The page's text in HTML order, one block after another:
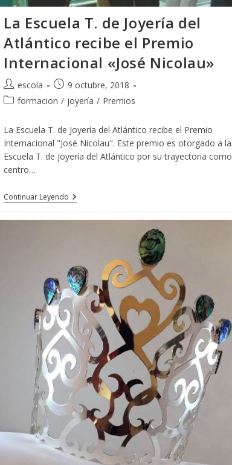
La Escuela T. de Joyería del
Atlántico recibe el Premio
Internacional «José Nicolau»
Autor
de
escola
Publicación
de
9 octubre, 2018
Categoría
la
entrada:
formacion / joyería / Premios
La Escuela T. de Joyería del Atlántico recibe el Premio
Internacional "José Nicolau". Este premio es otorgado a la
Escuela T. de Joyería del Atlántico por su trayectoria como
centro…
Continuar Leyendo La
Escuela
Recibe
El
Premio
Internacional
«José
Nicolau»